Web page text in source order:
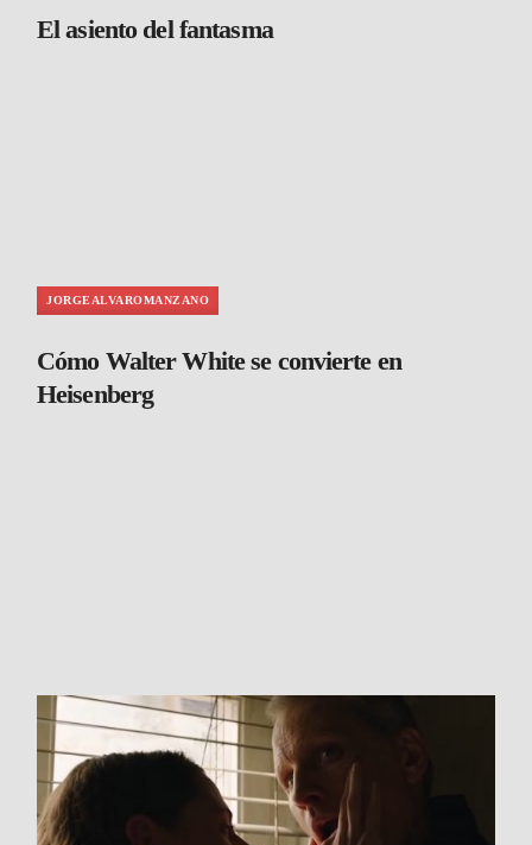
El asiento del fantasma
JORGEALVAROMANZANO
Cómo Walter White se convierte en
Heisenberg